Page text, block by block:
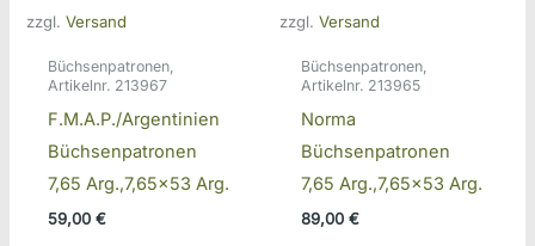
zzgl.Versand
Büchsenpatronen,
Artikelnr. 213967
F.M.A.P./Argentinien
Büchsenpatronen
7,65 Arg.,7,65×53 Arg.
59,00 €
zzgl. Versand
Büchsenpatronen,
Artikelnr. 213965
Norma
Büchsenpatronen
7,65 Arg.,7,65×53 Arg.
89,00 €